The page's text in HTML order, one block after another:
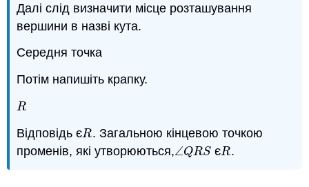
Далі слід визначити місце розташування
вершини в назві кута.
Середня точка
Потім напишіть крапку.
R
R
Відповідь єR
R. Загальною кінцевою точкою
променів, які утворюються,∠QRS
∠QRS єR
R.